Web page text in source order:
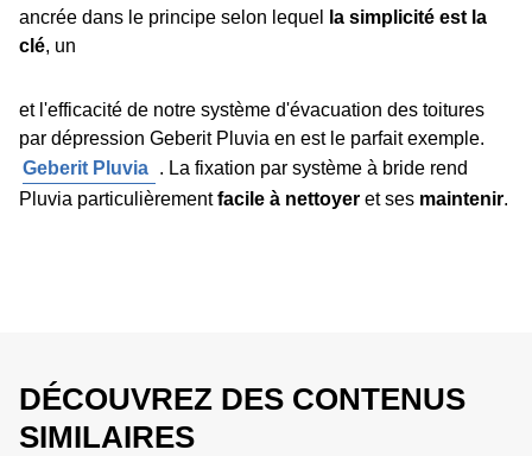
ancrée dans le principe selon lequel
la simplicité est la
clé, un
et l'efficacité de notre système d'évacuation des toitures
par dépression Geberit Pluvia en est le parfait exemple.
Geberit Pluvia . La fixation par système à bride rend
Pluvia particulièrementfacile à nettoyer et ses maintenir.
DÉCOUVREZ DES CONTENUS
SIMILAIRES